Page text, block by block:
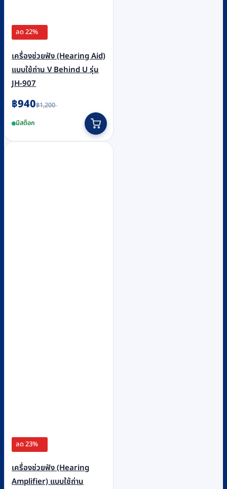
ลด 22%
เครื่องช่วยฟัง (Hearing Aid)
แบบใช้ถ่าน V Behind U รุ่น
JH-907
฿1,200
Original
price
was:
฿1,200.
฿940
Current
price
is:
฿940.
มีสต็อก
ลด 23%
เครื่องช่วยฟัง (Hearing
Amplifier) แบบใช้ถ่าน